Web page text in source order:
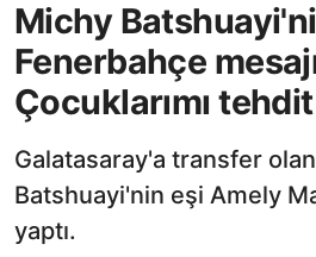
Michy
Fenerbahçe
Çocuklarımı
Galatasaray'a transfer
Batshuayi'nin eşi Amely
yaptı.